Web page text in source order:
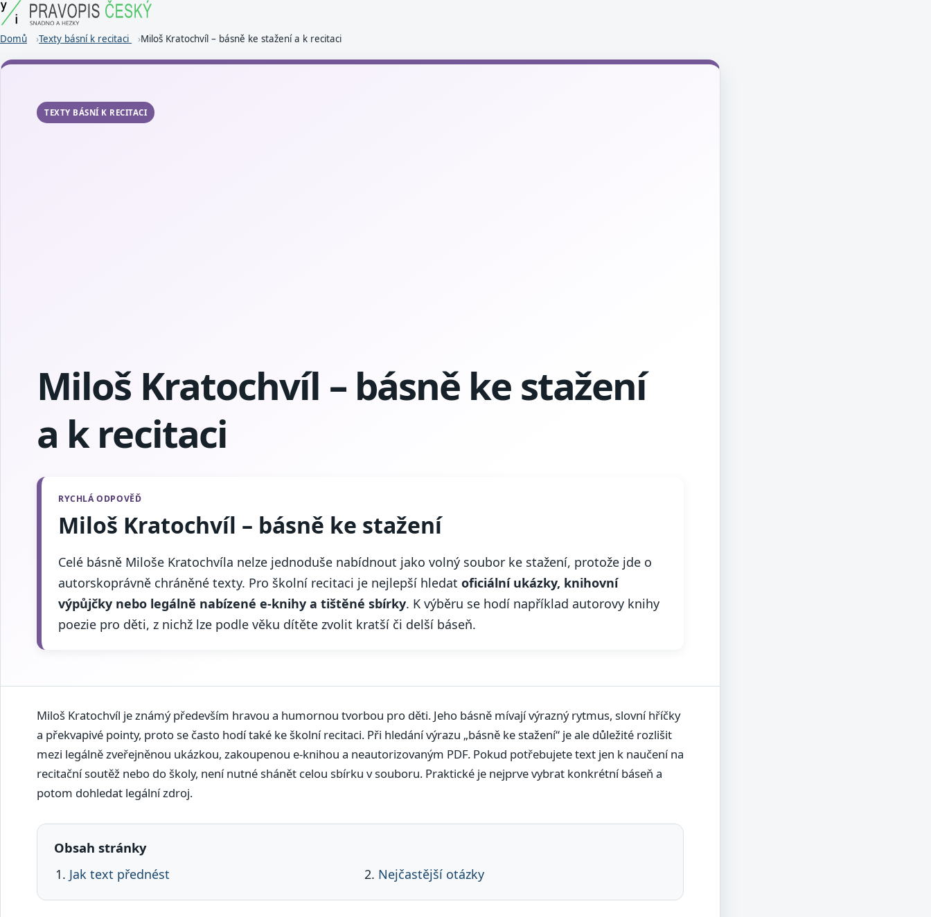
Domů Texty básní k recitaci Miloš Kratochvíl – básně ke stažení a k recitaci
TEXTY BÁSNÍ K RECITACI
Miloš Kratochvíl – básně ke stažení
a k recitaci
Miloš Kratochvíl – básně ke stažení
Celé básně Miloše Kratochvíla nelze jednoduše nabídnout jako volný soubor ke stažení, protože jde o
autorskoprávně chráněné texty. Pro školní recitaci je nejlepší hledat oficiální ukázky, knihovní
výpůjčky nebo legálně nabízené e-knihy a tištěné sbírky. K výběru se hodí například autorovy knihy
poezie pro děti, z nichž lze podle věku dítěte zvolit kratší či delší báseň.
Miloš Kratochvíl je známý především hravou a humornou tvorbou pro děti. Jeho básně mívají výrazný rytmus, slovní hříčky
a překvapivé pointy, proto se často hodí také ke školní recitaci. Při hledání výrazu „básně ke stažení“ je ale důležité rozlišit
mezi legálně zveřejněnou ukázkou, zakoupenou e-knihou a neautorizovaným PDF. Pokud potřebujete text jen k naučení na
recitační soutěž nebo do školy, není nutné shánět celou sbírku v souboru. Praktické je nejprve vybrat konkrétní báseň a
potom dohledat legální zdroj.
Obsah stránky
Jak text přednést Nejčastější otázky